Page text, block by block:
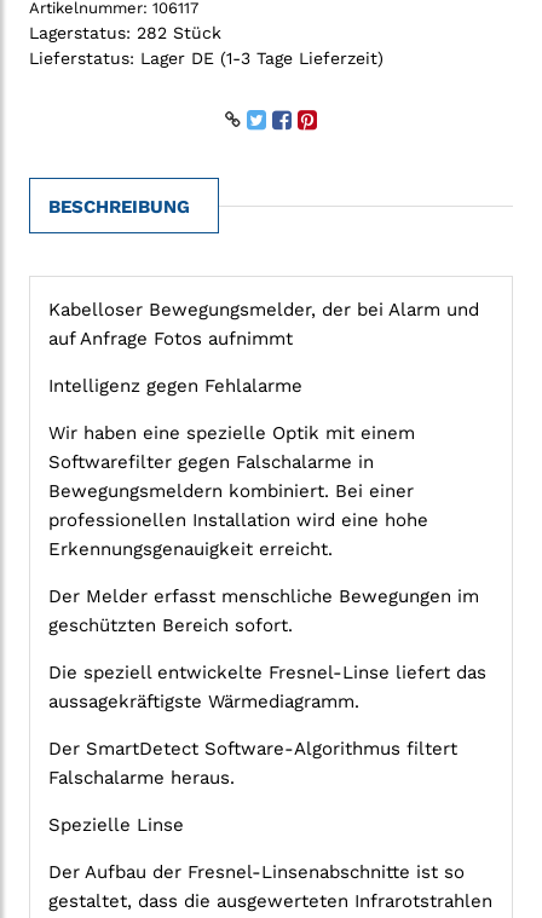
Artikelnummer: 106117
Lagerstatus: 282 Stück
Lieferstatus: Lager DE (1-3 Tage Lieferzeit)
BESCHREIBUNG
Kabelloser Bewegungsmelder, der bei Alarm und
auf Anfrage Fotos aufnimmt
Intelligenz gegen Fehlalarme
Wir haben eine spezielle Optik mit einem
Softwarefilter gegen Falschalarme in
Bewegungsmeldern kombiniert. Bei einer
professionellen Installation wird eine hohe
Erkennungsgenauigkeit erreicht.
Der Melder erfasst menschliche Bewegungen im
geschützten Bereich sofort.
Die speziell entwickelte Fresnel-Linse liefert das
aussagekräftigste Wärmediagramm.
Der SmartDetect Software-Algorithmus filtert
Falschalarme heraus.
Spezielle Linse
Der Aufbau der Fresnel-Linsenabschnitte ist so
gestaltet, dass die ausgewerteten Infrarotstrahlen